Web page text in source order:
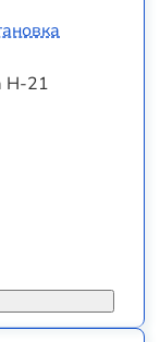
Н-21